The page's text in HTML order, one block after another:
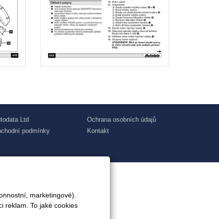
Ltd
podmínky
Ochrana osobních údajů
Kontakt
marketingové).
reklam. To jaké cookies